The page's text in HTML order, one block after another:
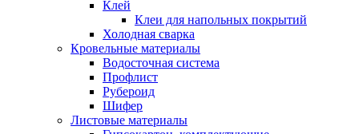
Клей
Клеи для напольных покрытий
Холодная сварка
Кровельные материалы
Водосточная система
Профлист
Рубероид
Шифер
Листовые материалы